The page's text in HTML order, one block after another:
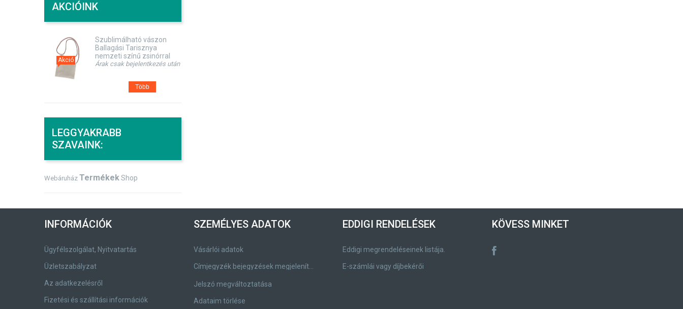
AKCIÓINK
Szublimálható vászon
Ballagási Tarisznya
nemzeti színű zsinórral
Árak csak bejelentkezés után
Akció
Több
LEGGYAKRABB
SZAVAINK:
Webáruház TermékekShop
INFORMÁCIÓK
Ügyfélszolgálat, Nyitvatartás
Üzletszabályzat
Az adatkezelésről
Fizetési és szállítási információk
SZEMÉLYES ADATOK
Vásárlói adatok
Címjegyzék bejegyzések megjelenítése, módosítása.
Jelszó megváltoztatása
Adataim törlése
EDDIGI RENDELÉSEK
Eddigi megrendeléseinek listája.
E-számlái vagy díjbekérői
KÖVESS MINKET